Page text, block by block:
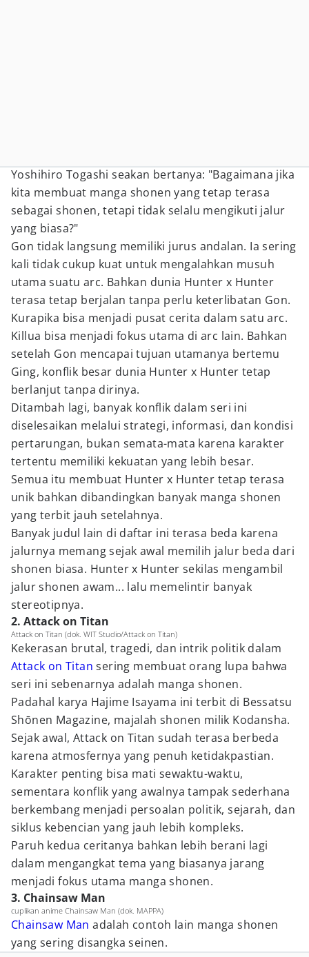
Yoshihiro Togashi seakan bertanya: "Bagaimana jika
kita membuat manga shonen yang tetap terasa
sebagai shonen, tetapi tidak selalu mengikuti jalur
yang biasa?"
Gon tidak langsung memiliki jurus andalan. Ia sering
kali tidak cukup kuat untuk mengalahkan musuh
utama suatu arc. Bahkan dunia Hunter x Hunter
terasa tetap berjalan tanpa perlu keterlibatan Gon.
Kurapika bisa menjadi pusat cerita dalam satu arc.
Killua bisa menjadi fokus utama di arc lain. Bahkan
setelah Gon mencapai tujuan utamanya bertemu
Ging, konflik besar dunia Hunter x Hunter tetap
berlanjut tanpa dirinya.
Ditambah lagi, banyak konflik dalam seri ini
diselesaikan melalui strategi, informasi, dan kondisi
pertarungan, bukan semata-mata karena karakter
tertentu memiliki kekuatan yang lebih besar.
Semua itu membuat Hunter x Hunter tetap terasa
unik bahkan dibandingkan banyak manga shonen
yang terbit jauh setelahnya.
Banyak judul lain di daftar ini terasa beda karena
jalurnya memang sejak awal memilih jalur beda dari
shonen biasa. Hunter x Hunter sekilas mengambil
jalur shonen awam... lalu memelintir banyak
stereotipnya.
2. Attack on Titan
Attack on Titan (dok. WIT Studio/Attack on Titan)
Kekerasan brutal, tragedi, dan intrik politik dalam
Attack on Titan sering membuat orang lupa bahwa
seri ini sebenarnya adalah manga shonen.
Padahal karya Hajime Isayama ini terbit di Bessatsu
Shōnen Magazine, majalah shonen milik Kodansha.
Sejak awal, Attack on Titan sudah terasa berbeda
karena atmosfernya yang penuh ketidakpastian.
Karakter penting bisa mati sewaktu-waktu,
sementara konflik yang awalnya tampak sederhana
berkembang menjadi persoalan politik, sejarah, dan
siklus kebencian yang jauh lebih kompleks.
Paruh kedua ceritanya bahkan lebih berani lagi
dalam mengangkat tema yang biasanya jarang
menjadi fokus utama manga shonen.
3. Chainsaw Man
cuplikan anime Chainsaw Man (dok. MAPPA)
Chainsaw Man adalah contoh lain manga shonen
yang sering disangka seinen.